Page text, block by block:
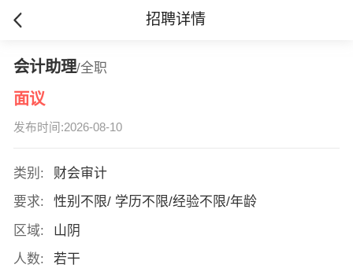
招聘详情
会计助理/全职
面议
发布时间:2026-08-10
类别:
财会审计
要求:
性别不限/ 学历不限/经验不限/年龄
区域:
山阴
人数:
若干